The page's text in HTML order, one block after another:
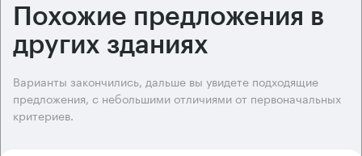
Похожие предложения в
других зданиях
Варианты закончились, дальше вы увидете подходящие
предложения, с небольшими отличиями от первоначальных
критериев.